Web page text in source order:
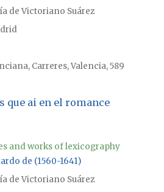
de Victoriano Suárez
Carreres, Valencia, 589
que ai en el romance
and works of lexicography
de (1560-1641)
de Victoriano Suárez